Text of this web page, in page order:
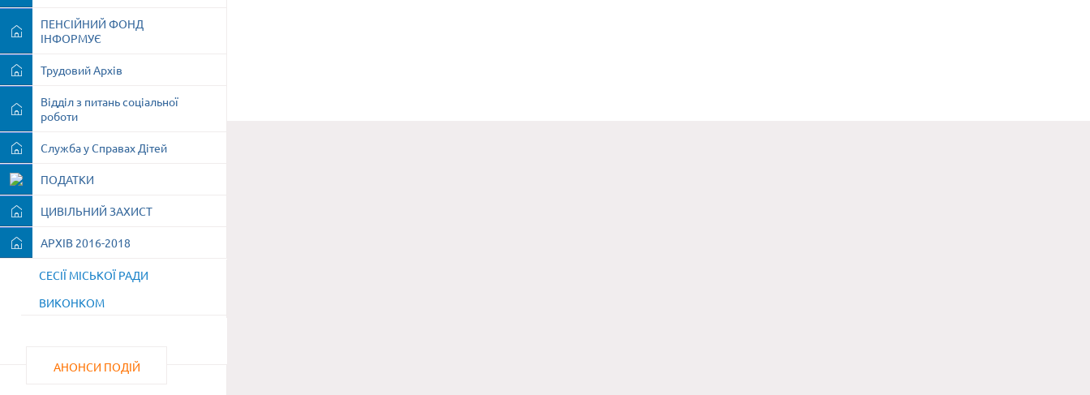
ПЕНСІЙНИЙ ФОНД
ІНФОРМУЄ
Трудовий Архів
Відділ з питань соціальної
роботи
Служба у Справах Дітей
ПОДАТКИ
ЦИВІЛЬНИЙ ЗАХИСТ
АРХІВ 2016-2018
СЕСІЇ МІСЬКОЇ РАДИ
ВИКОНКОМ
АНОНСИ ПОДІЙ